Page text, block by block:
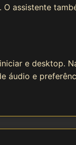
assistente
e desktop.
áudio e